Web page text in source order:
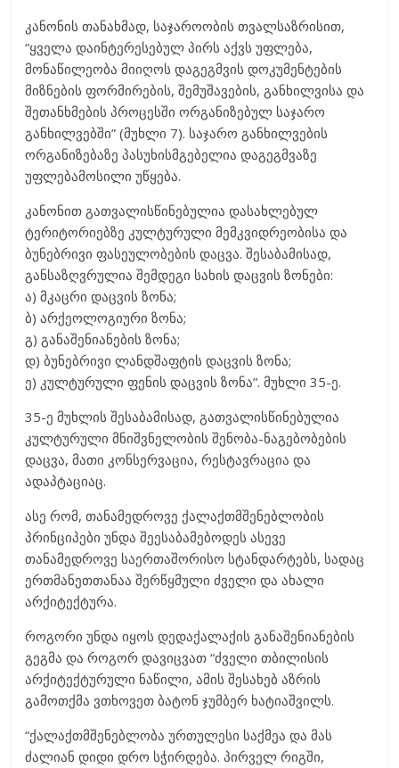
კანონის თანახმად, საჯაროობის თვალსაზრისით,
“ყველა დაინტერესებულ პირს აქვს უფლება,
მონაწილეობა მიიღოს დაგეგმვის დოკუმენტების
მიზნების ფორმირების, შემუშავების, განხილვისა და
შეთანხმების პროცესში ორგანიზებულ საჯარო
განხილვებში” (მუხლი 7). საჯარო განხილვების
ორგანიზებაზე პასუხისმგებელია დაგეგმვაზე
უფლებამოსილი უწყება.
კანონით გათვალისწინებულია დასახლებულ
ტერიტორიებზე კულტურული მემკვიდრეობისა და
ბუნებრივი ფასეულობების დაცვა. შესაბამისად,
განსაზღვრულია შემდეგი სახის დაცვის ზონები:
ა) მკაცრი დაცვის ზონა;
ბ) არქეოლოგიური ზონა;
გ) განაშენიანების ზონა;
დ) ბუნებრივი ლანდშაფტის დაცვის ზონა;
ე) კულტურული ფენის დაცვის ზონა”. მუხლი 35-ე.
35-ე მუხლის შესაბამისად, გათვალისწინებულია
კულტურული მნიშვნელობის შენობა-ნაგებობების
დაცვა, მათი კონსერვაცია, რესტავრაცია და
ადაპტაციაც.
ასე რომ, თანამედროვე ქალაქთმშენებლობის
პრინციპები უნდა შეესაბამებოდეს ასევე
თანამედროვე საერთაშორისო სტანდარტებს, სადაც
ერთმანეთთანაა შერწყმული ძველი და ახალი
არქიტექტურა.
როგორი უნდა იყოს დედაქალაქის განაშენიანების
გეგმა და როგორ დავიცვათ “ძველი თბილისის
არქიტექტურული ნაწილი, ამის შესახებ აზრის
გამოთქმა ვთხოვეთ ბატონ ჯუმბერ ხატიაშვილს.
“ქალაქთმშენებლობა ურთულესი საქმეა და მას
ძალიან დიდი დრო სჭირდება. პირველ რიგში,